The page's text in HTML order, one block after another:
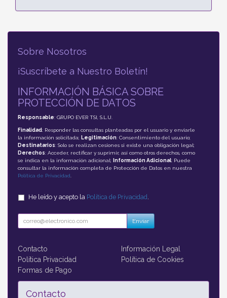
Sobre Nosotros
¡Suscríbete a Nuestro Boletín!
INFORMACIÓN BÁSICA SOBRE
PROTECCIÓN DE DATOS
Responsable: GRUPO EVER TSI, S.L.U.
Finalidad: Responder las consultas planteadas por el usuario y enviarle
la información solicitada; Legitimación: Consentimiento del usuario;
Destinatarios: Solo se realizan cesiones si existe una obligación legal;
Derechos: Acceder, rectificar y suprimir, así como otros derechos, como
se indica en la información adicional;
Información Adicional: Puede
consultar la información completa de Protección de Datos en nuestra
Política de Privacidad
He leído y acepto la Política de Privacidad
Enviar
Contacto
Información Legal
Política Privacidad
Política de Cookies
Formas de Pago
Contacto